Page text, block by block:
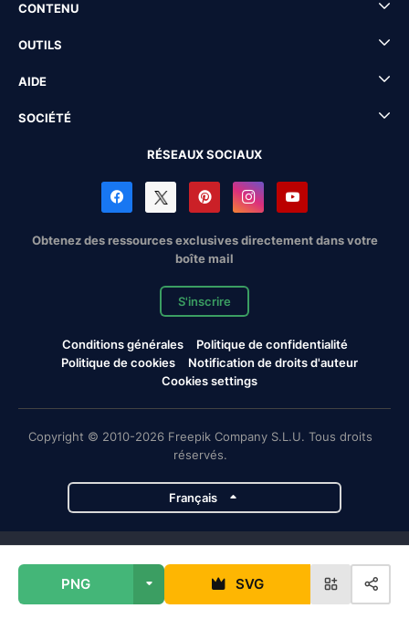
PNG SVG
CONTENU
OUTILS
AIDE
SOCIÉTÉ
RÉSEAUX SOCIAUX
Obtenez des ressources exclusives directement dans votre
boîte mail
S'inscrire
Conditions générales
Politique de confidentialité
Politique de cookies
Notification de droits d'auteur
Cookies settings
Copyright © 2010-2026 Freepik Company S.L.U. Tous droits
réservés.
Français